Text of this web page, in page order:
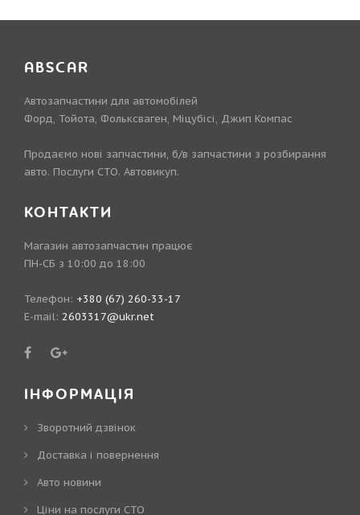
ABSCAR
Автозапчастини для автомобілей
Форд, Тойота, Фольксваген, Міцубісі, Джип Компас
Продаємо нові запчастини, б/в запчастини з розбирання
авто. Послуги СТО. Автовикуп.
КОНТАКТИ
Магазин автозапчастин працює
ПН-СБ з 10:00 до 18:00
Телефон: +380 (67) 260-33-17
E-mail: 2603317@ukr.net
ІНФОРМАЦІЯ
Зворотний дзвінок
Доставка і повернення
Авто новини
Ціни на послуги СТО